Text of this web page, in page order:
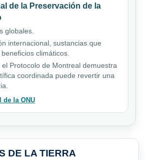
de la Preservación de la
globales.
internacional, sustancias que
climáticos.
el Protocolo de Montreal demuestra
coordinada puede revertir una
de la ONU
DE LA TIERRA